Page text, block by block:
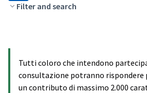
Filter and search
Tutti coloro che intendono
consultazione potranno rispondere
un contributo di massimo 2.000